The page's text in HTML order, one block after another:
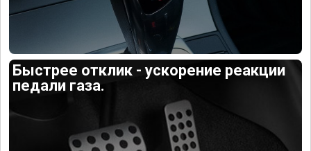
Быстрее отклик - ускорение реакции
педали газа.